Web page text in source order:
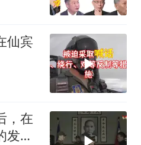
仙宾
，在
发